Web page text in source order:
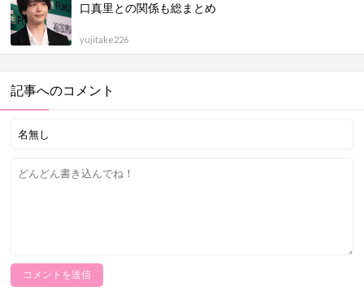
口真里との関係も総まとめ
yujitake226
記事へのコメント